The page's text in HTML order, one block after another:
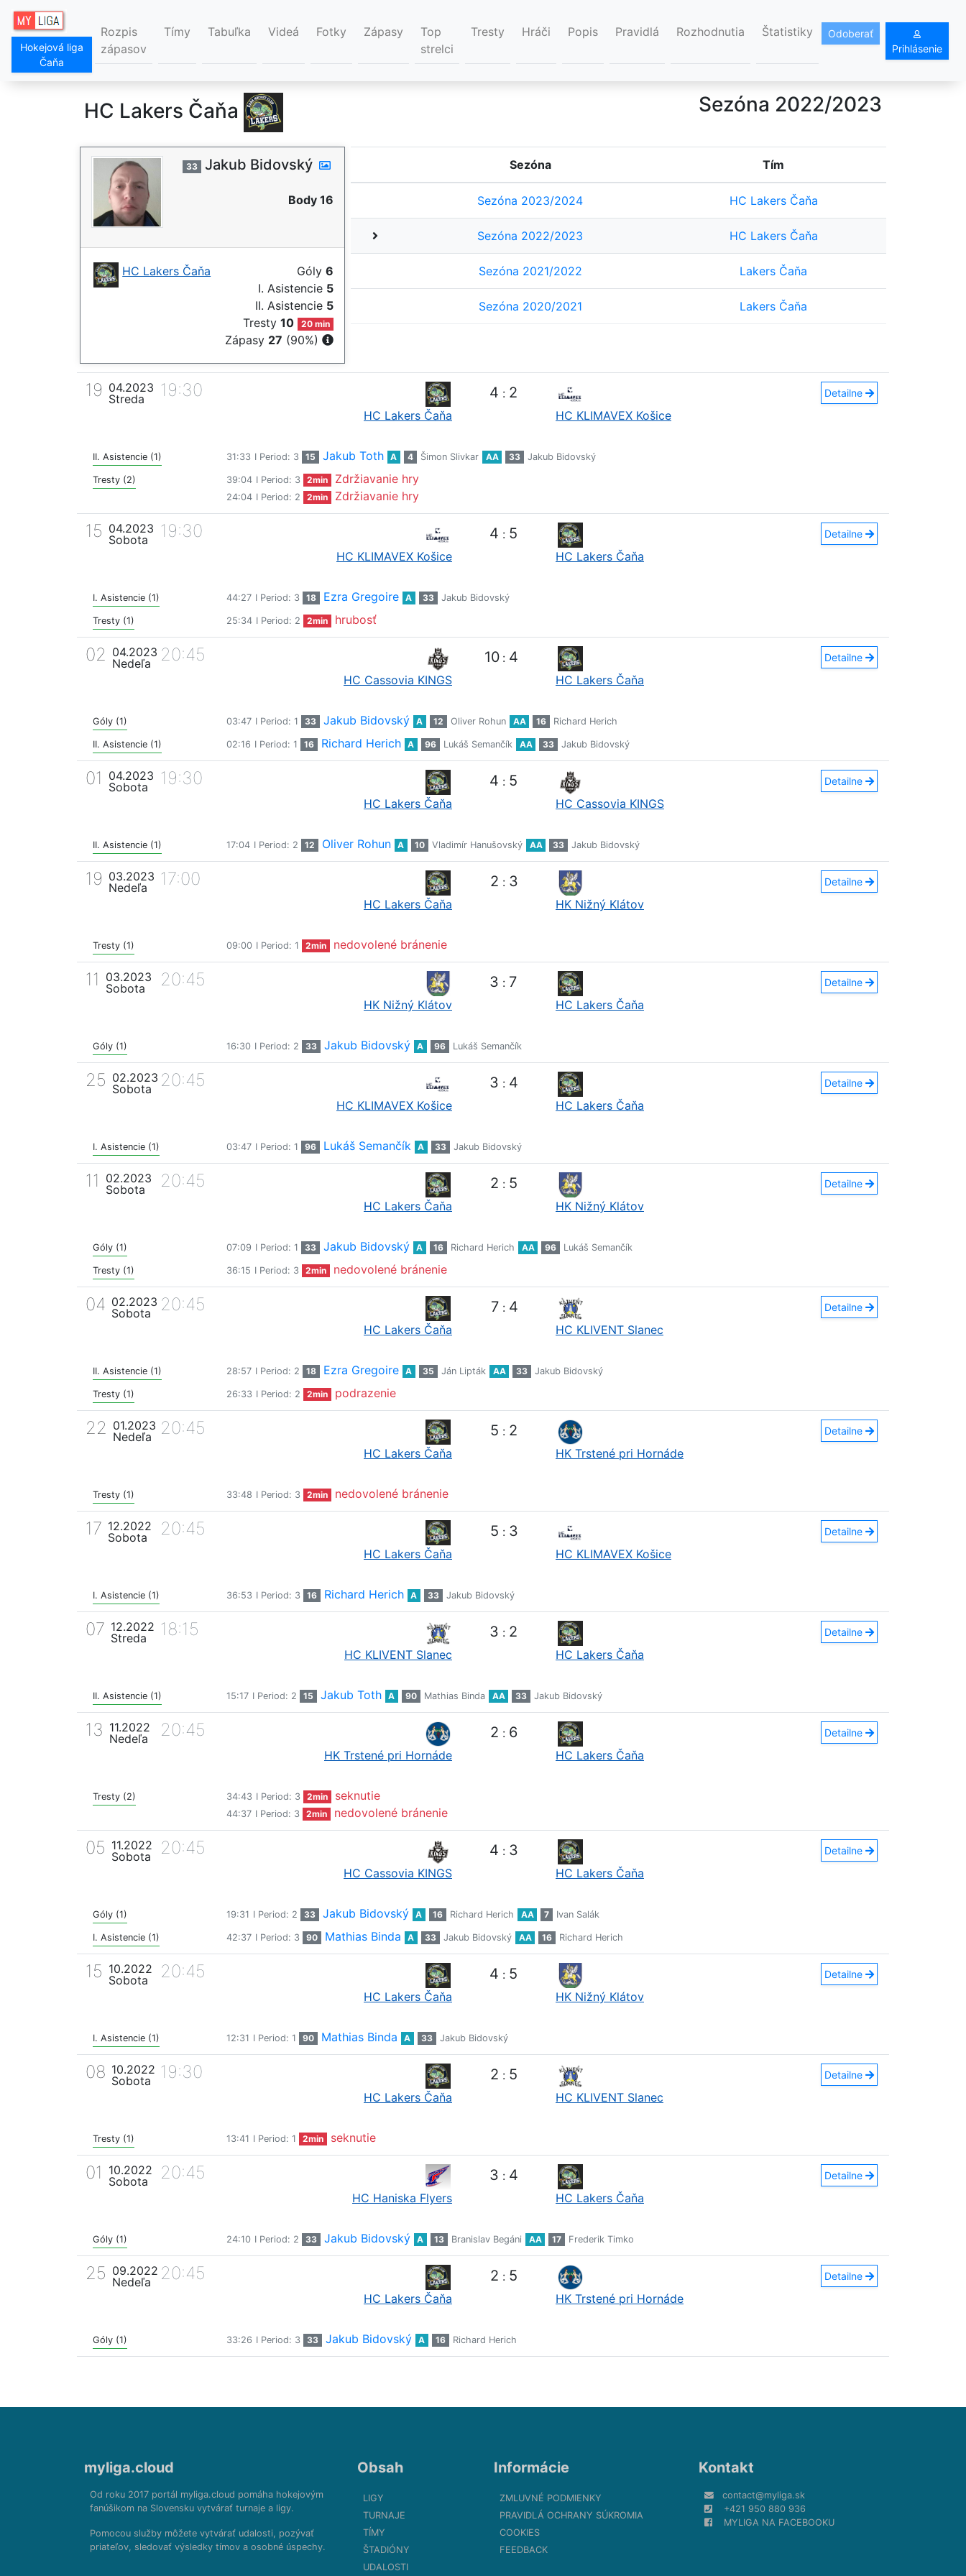
Hokejová liga
Čaňa
Rozpis
zápasov
Tímy Tabuľka Videá Fotky Zápasy
Top
strelci
Tresty Hráči Popis Pravidlá Rozhodnutia Štatistiky
Odoberať
Prihlásenie
HC Lakers Čaňa Sezóna 2022/2023
33 Jakub Bidovský
Body 16
HC Lakers Čaňa Góly 6
I. Asistencie 5
II. Asistencie 5
Tresty10 20 min
Zápasy 27 (90%)
Sezóna Tím
Sezóna 2023/2024 HC Lakers Čaňa
Sezóna 2022/2023 HC Lakers Čaňa
Sezóna 2021/2022 Lakers Čaňa
Sezóna 2020/2021 Lakers Čaňa
19 04.2023
Streda
19:30
HC Lakers Čaňa
4 : 2
HC KLIMAVEX Košice
Detailne
II. Asistencie (1) 31:33 I Period: 3 15 Jakub Toth A 4 Šimon Slivkar AA 33 Jakub Bidovský
Tresty (2) 39:04 I Period: 3 2min Zdržiavanie hry
24:04 I Period: 2 2min Zdržiavanie hry
15 04.2023
Sobota
19:30
HC KLIMAVEX Košice
4 : 5
HC Lakers Čaňa
Detailne
I. Asistencie (1) 44:27 I Period: 3 18 Ezra Gregoire A 33 Jakub Bidovský
Tresty (1) 25:34 I Period: 2 2min hrubosť
02 04.2023
Nedeľa
20:45
HC Cassovia KINGS
10 : 4
HC Lakers Čaňa
Detailne
Góly (1) 03:47 I Period: 1 33 Jakub Bidovský A 12 Oliver Rohun AA 16 Richard Herich
II. Asistencie (1) 02:16 I Period: 1 16 Richard Herich A 96 Lukáš Semančík AA 33 Jakub Bidovský
01
04.2023
Sobota
19:30
HC Lakers Čaňa
4 : 5
HC Cassovia KINGS
Detailne
II. Asistencie (1) 17:04 I Period: 2 12 Oliver Rohun A 10 Vladimír Hanušovský AA 33 Jakub Bidovský
19 03.2023
Nedeľa
17:00
HC Lakers Čaňa
2 : 3
HK Nižný Klátov
Detailne
Tresty (1) 09:00 I Period: 1 2min nedovolené bránenie
11
03.2023
Sobota
20:45
HK Nižný Klátov
3 : 7
HC Lakers Čaňa
Detailne
Góly (1) 16:30 I Period: 2 33 Jakub Bidovský A 96 Lukáš Semančík
25 02.2023
Sobota
20:45
HC KLIMAVEX Košice
3 : 4
HC Lakers Čaňa
Detailne
I. Asistencie (1) 03:47 I Period: 1 96 Lukáš Semančík A 33 Jakub Bidovský
11
02.2023
Sobota
20:45
HC Lakers Čaňa
2 : 5
HK Nižný Klátov
Detailne
Góly (1) 07:09 I Period: 1 33 Jakub Bidovský A 16 Richard Herich AA 96 Lukáš Semančík
Tresty (1) 36:15 I Period: 3 2min nedovolené bránenie
04 02.2023
Sobota
20:45
HC Lakers Čaňa
7 : 4
HC KLIVENT Slanec
Detailne
II. Asistencie (1) 28:57 I Period: 2 18 Ezra Gregoire A 35 Ján Lipták AA 33 Jakub Bidovský
Tresty (1) 26:33 I Period: 2 2min podrazenie
22 01.2023
Nedeľa
20:45
HC Lakers Čaňa
5 : 2
HK Trstené pri Hornáde
Detailne
Tresty (1) 33:48 I Period: 3 2min nedovolené bránenie
17 12.2022
Sobota
20:45
HC Lakers Čaňa
5 : 3
HC KLIMAVEX Košice
Detailne
I. Asistencie (1) 36:53 I Period: 3 16 Richard Herich A 33 Jakub Bidovský
07 12.2022
Streda
18:15
HC KLIVENT Slanec
3 : 2
HC Lakers Čaňa
Detailne
II. Asistencie (1) 15:17 I Period: 2 15 Jakub Toth A 90 Mathias Binda AA 33 Jakub Bidovský
13 11.2022
Nedeľa
20:45
HK Trstené pri Hornáde
2 : 6
HC Lakers Čaňa
Detailne
Tresty (2) 34:43 I Period: 3 2min seknutie
44:37 I Period: 3 2min nedovolené bránenie
05 11.2022
Sobota
20:45
HC Cassovia KINGS
4 : 3
HC Lakers Čaňa
Detailne
Góly (1) 19:31 I Period: 2 33 Jakub Bidovský A 16 Richard Herich AA 7 Ivan Salák
I. Asistencie (1) 42:37 I Period: 3 90 Mathias Binda A 33 Jakub Bidovský AA 16 Richard Herich
15 10.2022
Sobota
20:45
HC Lakers Čaňa
4 : 5
HK Nižný Klátov
Detailne
I. Asistencie (1) 12:31 I Period: 1 90 Mathias Binda A 33 Jakub Bidovský
08 10.2022
Sobota
19:30
HC Lakers Čaňa
2 : 5
HC KLIVENT Slanec
Detailne
Tresty (1) 13:41 I Period: 1 2min seknutie
01
10.2022
Sobota
20:45
HC Haniska Flyers
3 : 4
HC Lakers Čaňa
Detailne
Góly (1) 24:10 I Period: 2 33 Jakub Bidovský A 13 Branislav Begáni AA 17 Frederik Timko
25 09.2022
Nedeľa
20:45
HC Lakers Čaňa
2 : 5
HK Trstené pri Hornáde
Detailne
Góly (1) 33:26 I Period: 3 33 Jakub Bidovský A 16 Richard Herich
myliga.cloud
Od roku 2017 portál myliga.cloud pomáha hokejovým
fanúšikom na Slovensku vytvárať turnaje a ligy.
Pomocou služby môžete vytvárať udalosti, pozývať
priateľov, sledovať výsledky tímov a osobné úspechy.
Obsah
LIGY
TURNAJE
TÍMY
ŠTADIÓNY
UDALOSTI
Informácie
ZMLUVNÉ PODMIENKY
PRAVIDLÁ OCHRANY SÚKROMIA
COOKIES
FEEDBACK
Kontakt
contact@myliga.sk
+421 950 880 936
MYLIGA NA FACEBOOKU